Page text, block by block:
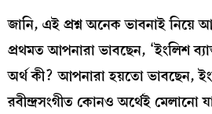
জানি, এই প্রশ্ন অনেক ভাবনাই
প্রথমত আপনারা ভাবছেন, ‘ইংলিশ
অর্থ কী? আপনারা হয়তো ভাবছেন,
রবীন্দ্রসংগীত কোনও অর্থেই মেলানো